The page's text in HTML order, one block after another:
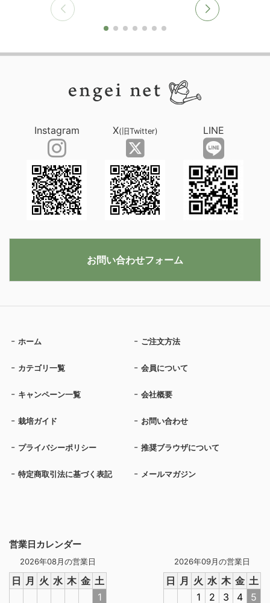
営業日カレンダー
2026年08月の営業日
日 月 火 水 木 金 土
1
2026年09月の営業日
日 月 火 水 木 金 土
1
2 3 4 5
ホーム ご注文方法
カテゴリ一覧 会員について
キャンペーン一覧 会社概要
栽培ガイド お問い合わせ
プライバシーポリシー 推奨ブラウザについて
特定商取引法に基づく表記 メールマガジン
Instagram X(旧Twitter) LINE
お問い合わせフォーム